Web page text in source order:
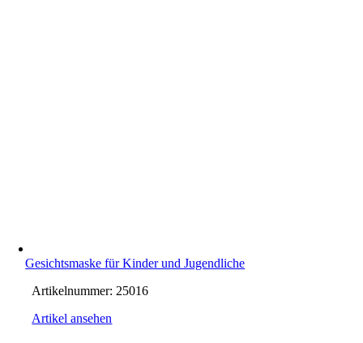
Gesichtsmaske für Kinder und Jugendliche
Artikelnummer: 25016
Artikel ansehen